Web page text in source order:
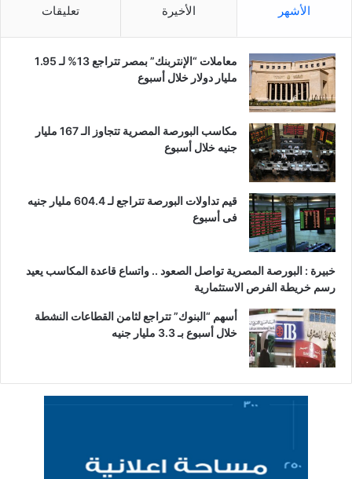
الأشهر الأخيرة تعليقات
معاملات “الإنتربنك” بمصر تتراجع 13% لـ 1.95
مليار دولار خلال أسبوع
مكاسب البورصة المصرية تتجاوز الـ 167 مليار
جنيه خلال أسبوع
قيم تداولات البورصة تتراجع لـ 604.4 مليار جنيه
فى أسبوع
خبيرة : البورصة المصرية تواصل الصعود .. واتساع قاعدة المكاسب يعيد
رسم خريطة الفرص الاستثمارية
أسهم “البنوك” تتراجع لثامن القطاعات النشطة
خلال أسبوع بـ 3.3 مليار جنيه